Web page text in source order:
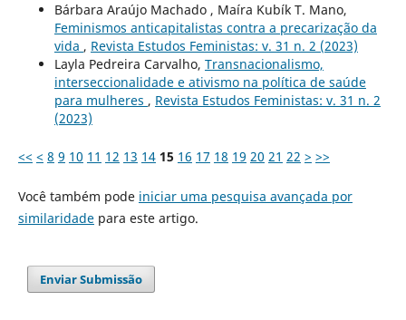
Bárbara Araújo Machado , Maíra Kubík T. Mano,
Feminismos anticapitalistas contra a precarização da
vida , Revista Estudos Feministas: v. 31 n. 2 (2023)
Layla Pedreira Carvalho, Transnacionalismo,
interseccionalidade e ativismo na política de saúde
para mulheres , Revista Estudos Feministas: v. 31 n. 2
(2023)
<< < 8 9 10 11 12 13 14 15 16 17 18 19 20 21 22 > >>
Você também pode iniciar uma pesquisa avançada por
similaridadepara este artigo.
Enviar Submissão